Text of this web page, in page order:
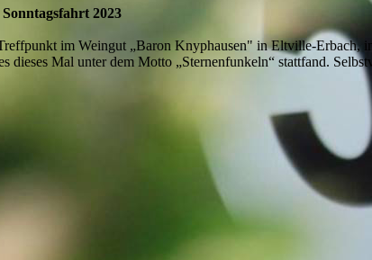
Sonntagsfahrt 2023
im Weingut „Baron Knyphausen" in Eltville-Erbach,
Mal unter dem Motto „Sternenfunkeln“ stattfand.